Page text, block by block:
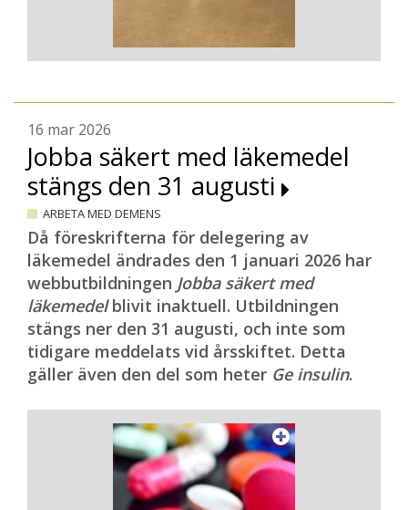
16 mar 2026
Jobba säkert med läkemedel
stängs den 31 augusti
ARBETA MED DEMENS
Då föreskrifterna för delegering av
läkemedel ändrades den 1 januari 2026 har
webbutbildningen Jobba säkert med
läkemedelblivit inaktuell. Utbildningen
stängs ner den 31 augusti, och inte som
tidigare meddelats vid årsskiftet. Detta
gäller även den del som heter Ge insulin.